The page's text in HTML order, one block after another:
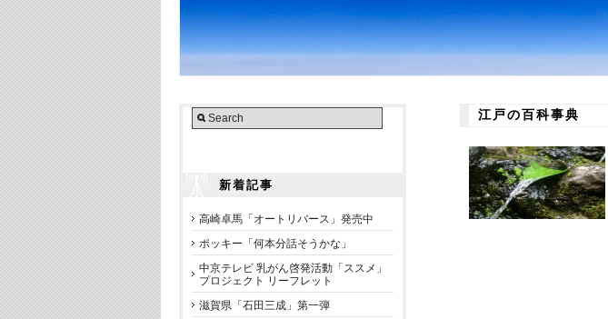
新着記事
高崎卓馬「オートリバース」発売中
ポッキー「何本分話そうかな」
中京テレビ 乳がん啓発活動「ススメ」
プロジェクト リーフレット
滋賀県「石田三成」第一弾
江戸の百科事典